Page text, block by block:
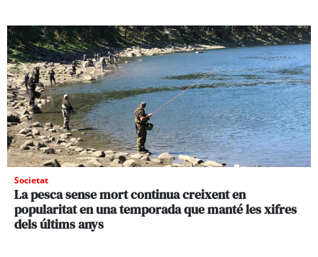
Societat
La pesca sense mort continua creixent en
popularitat en una temporada que manté les xifres
dels últims anys